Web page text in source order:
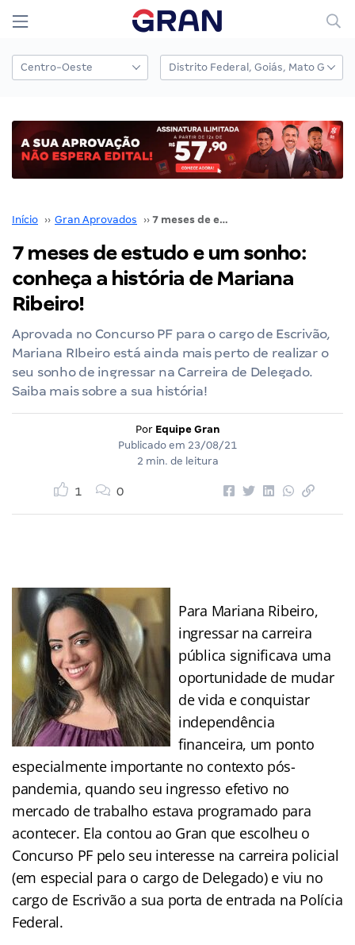
Início ›› Gran Aprovados ›› 7 meses de estudo e um sonho: conheça a história de Mariana Ribeiro!
7 meses de estudo e um sonho:
conheça a história de Mariana
Ribeiro!
Aprovada no Concurso PF para o cargo de Escrivão,
Mariana RIbeiro está ainda mais perto de realizar o
seu sonho de ingressar na Carreira de Delegado.
Saiba mais sobre a sua história!
Por Equipe Gran
Publicado em 23/08/21
2 min. de leitura
1 0
Para Mariana Ribeiro,
ingressar na carreira
pública significava uma
oportunidade de mudar
de vida e conquistar
independência
financeira, um ponto
especialmente importante no contexto pós-
pandemia, quando seu ingresso efetivo no
mercado de trabalho estava programado para
acontecer. Ela contou ao Gran que escolheu o
Concurso PF pelo seu interesse na carreira policial
(em especial para o cargo de Delegado) e viu no
cargo de Escrivão a sua porta de entrada na Polícia
Federal.